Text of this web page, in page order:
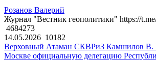
Розанов Валерий
Журнал "Вестник геополитики" https://
4684273
14.05.2026 10182
Верховный Атаман СКВРиЗ Камшилов В.
Москве официальную делегацию